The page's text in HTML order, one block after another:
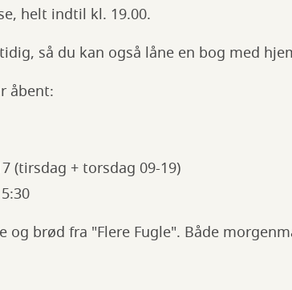
helt indtil kl. 19.00.
så du kan også låne en bog med
åbent:
(tirsdag + torsdag 09-19)
og brød fra "Flere Fugle". Både